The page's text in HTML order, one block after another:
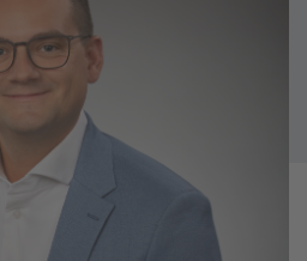
vereinbaren